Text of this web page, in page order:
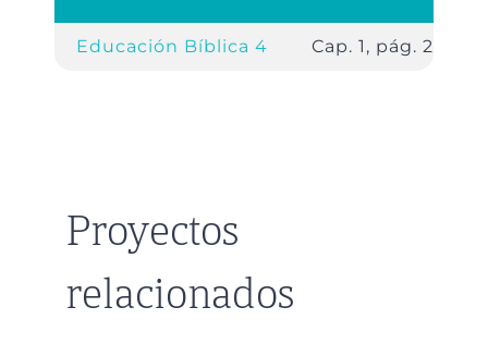
Educación Bíblica 4 Cap. 1, pág. 22.
Proyectos
relacionados